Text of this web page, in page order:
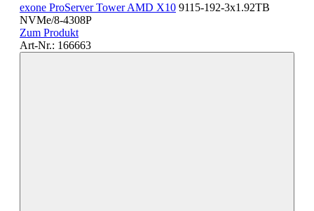
exone ProServer Tower AMD X10 9115-192-3x1.92TB
NVMe/8-4308P
Zum Produkt
Art-Nr.: 166663